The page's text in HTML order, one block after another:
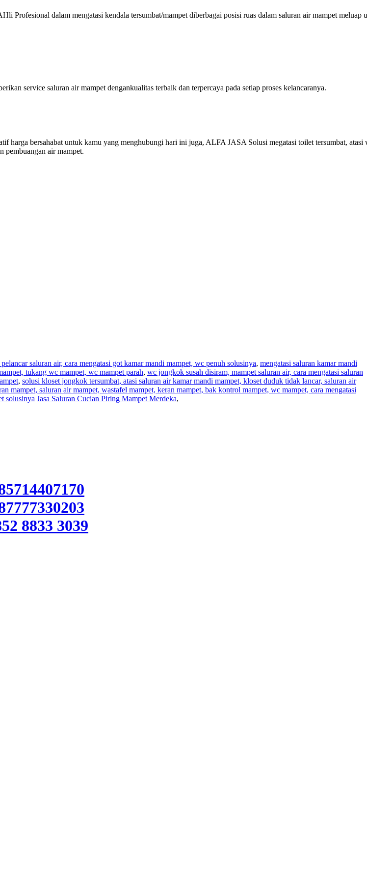
Profesional dalam mengatasi kendala tersumbat/mampet diberbagai posisi ruas dalam saluran air mampet meluap
service saluran air mampet dengankualitas terbaik dan terpercaya pada setiap proses kelancaranya.
harga bersahabat untuk kamu yang menghubungi hari ini juga, ALFA JASA Solusi megatasi toilet tersumbat, atasi
pembuangan air mampet.
saluran air, cara mengatasi got kamar mandi mampet, wc penuh solusinya, mengatasi saluran kamar mandi
tukang wc mampet, wc mampet parah, wc jongkok susah disiram, mampet saluran air, cara mengatasi saluran
, solusi kloset jongkok tersumbat, atasi saluran air kamar mandi mampet, kloset duduk tidak lancar, saluran air
mampet, saluran air mampet, wastafel mampet, keran mampet, bak kontrol mampet, wc mampet, cara mengatasi
solusinya Jasa Saluran Cucian Piring Mampet Merdeka,
8833 3039